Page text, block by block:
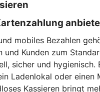
mobiles Bezahlen
und Kunden zum
sicher und hygienisch.
Ladenlokal oder einen
Kassieren bringt